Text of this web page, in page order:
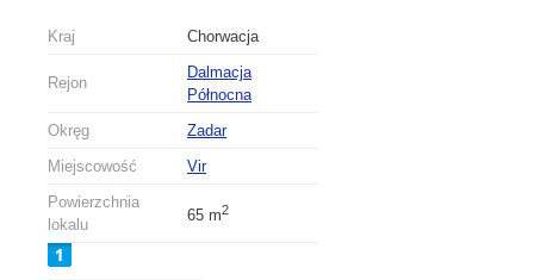
Kraj Chorwacja
Rejon
Dalmacja
Północna
Okręg
Zadar
Miejscowość
Vir
Powierzchnia
lokalu
65 m2